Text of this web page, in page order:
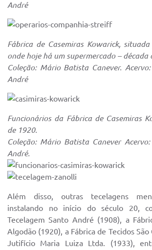
André
Fábrica de Casemiras Kowarick,
onde hoje há um supermercado – década
Coleção: Mário Batista Canever.
André
Funcionários da Fábrica de Casemiras
de 1920.
Coleção: Mário Batista Canever
André.
Além disso, outras tecelagens
instalando no início do século 20,
Tecelagem Santo André (1908), a
Algodão (1920), a Fábrica de Tecidos
Jutifício Maria Luiza Ltda. (1933),